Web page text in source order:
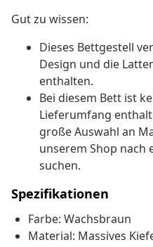
Gut zu wissen:
Dieses Bettgestell
Design und die
enthalten.
Bei diesem Bett ist
Lieferumfang
große Auswahl an
unserem Shop nach
suchen.
Spezifikationen
Farbe: Wachsbraun
Material: Massives